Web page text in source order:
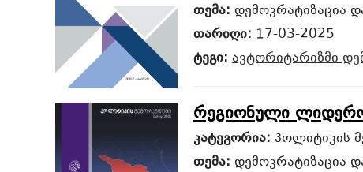
თემა: დემოკრატიზაცია
თარიღი: 17-03-2025
ტეგი: ავტორიტარიზმი
რეგიონული
კატეგორია: პოლიტიკის
თემა: დემოკრატიზაცია